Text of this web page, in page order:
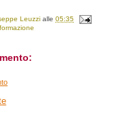
Leuzzi alle05:35